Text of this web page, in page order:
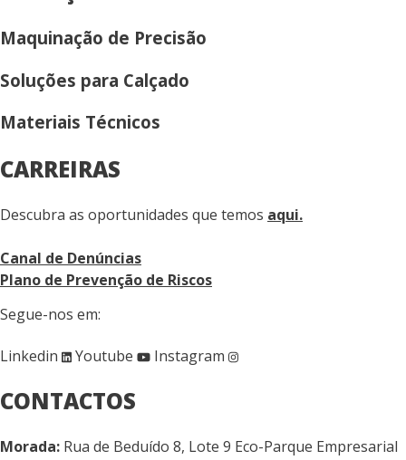
Maquinação de Precisão
Soluções para Calçado
Materiais Técnicos
CARREIRAS
Descubra as oportunidades que temos aqui.
Canal de Denúncias
Plano de Prevenção de Riscos
Segue-nos em:
Linkedin Youtube Instagram
CONTACTOS
Morada: Rua de Beduído 8, Lote 9 Eco-Parque Empresarial